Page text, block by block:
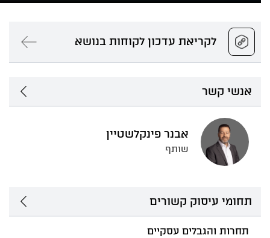
לקריאת עדכון לקוחות בנושא
אנשי קשר
אבנר פינקלשטיין
שותף
תחומי עיסוק קשורים
תחרות והגבלים עסקיים